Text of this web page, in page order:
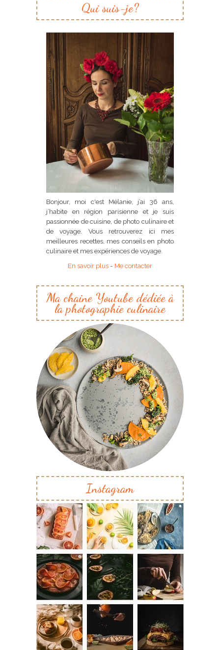
Qui suis-je?
Bonjour, moi c'est Mélanie, j’ai 36 ans,
j’habite en région parisienne et je suis
passionnée de cuisine, de photo culinaire et
de voyage. Vous retrouverez ici mes
meilleures recettes, mes conseils en photo
culinaire et mes expériences de voyage.
En savoir plus - Me contacter
Ma chaine Youtube dédiée à
la photographie culinaire
Instagram